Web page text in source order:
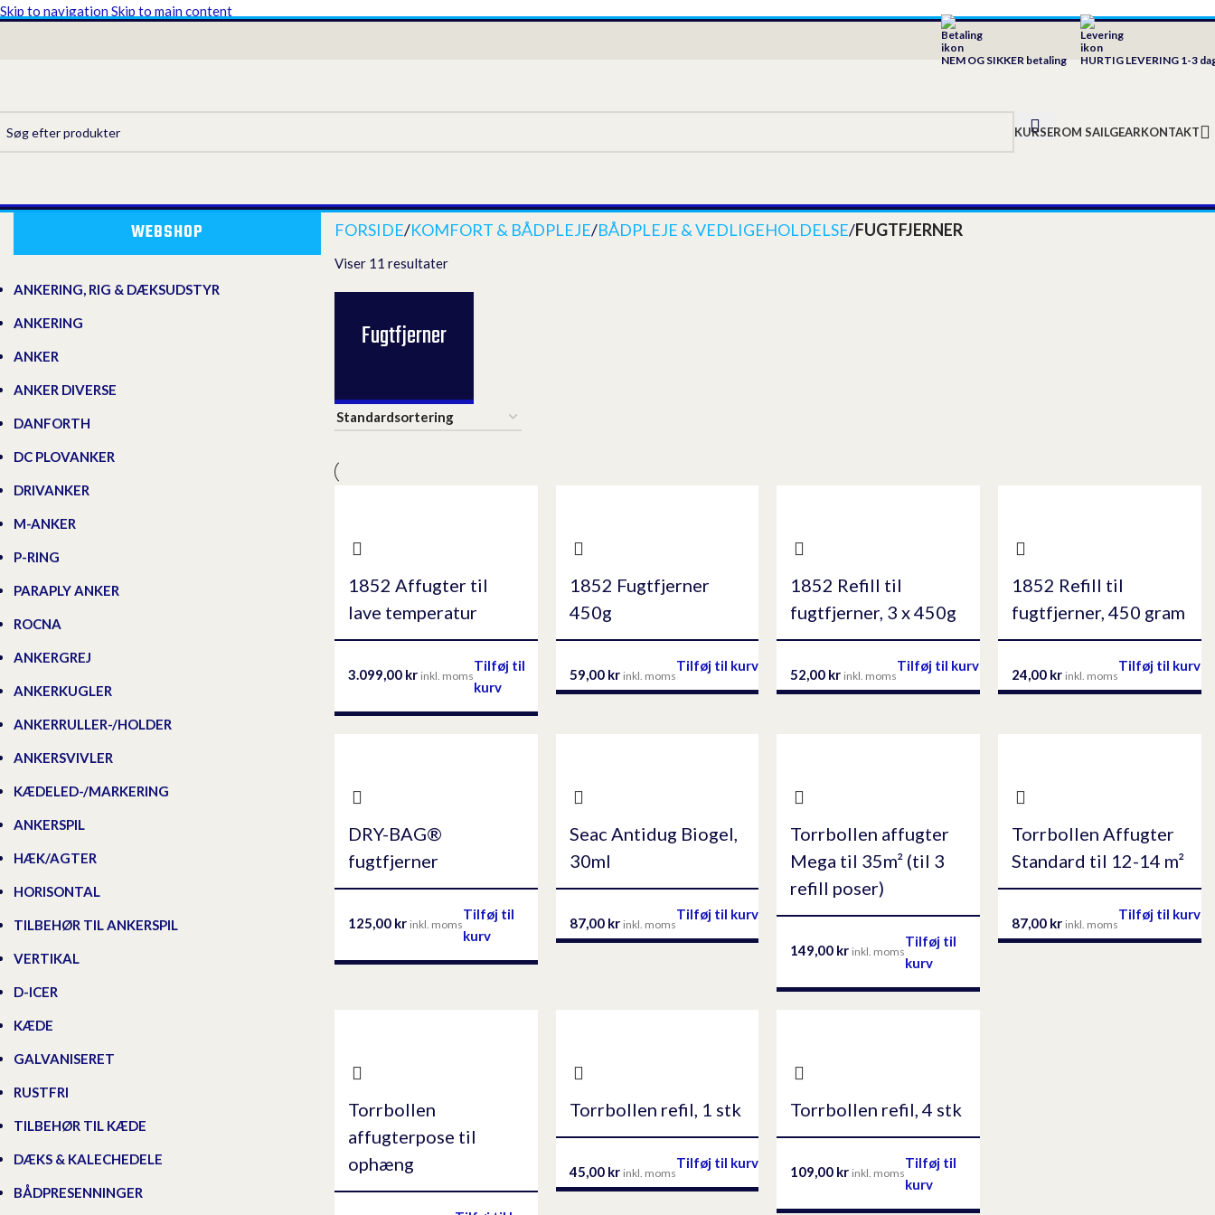
Skip to navigation Skip to main content
NEM OG SIKKER betaling HURTIG LEVERING 1-3
KURSEROM SAILGEARKONTAKT
WEBSHOP
ANKERING, RIG & DÆKSUDSTYR
ANKERING
ANKER
ANKER DIVERSE
DANFORTH
DC PLOVANKER
DRIVANKER
M-ANKER
P-RING
PARAPLY ANKER
ROCNA
ANKERGREJ
ANKERKUGLER
ANKERRULLER-/HOLDER
ANKERSVIVLER
KÆDELED-/MARKERING
ANKERSPIL
HÆK/AGTER
HORISONTAL
TILBEHØR TIL ANKERSPIL
VERTIKAL
D-ICER
KÆDE
GALVANISERET
RUSTFRI
TILBEHØR TIL KÆDE
DÆKS & KALECHEDELE
BÅDPRESENNINGER
FORSIDE/KOMFORT & BÅDPLEJE/BÅDPLEJE & VEDLIGEHOLDELSE/FUGTFJERNER
Viser 11 resultater
Fugtfjerner
1852 Affugter til
lave temperatur
3.099,00 kr inkl. moms
Tilføj til
kurv
1852 Fugtfjerner
450g
59,00 kr inkl. moms
Tilføj til kurv
1852 Refill til
fugtfjerner, 3 x 450g
52,00 kr inkl. moms
Tilføj til kurv
1852 Refill til
fugtfjerner, 450 gram
24,00 kr inkl. moms
Tilføj til kurv
DRY-BAG®
fugtfjerner
125,00 kr inkl. moms
Tilføj til
kurv
Seac Antidug Biogel,
30ml
87,00 kr inkl. moms
Tilføj til kurv
Torrbollen affugter
Mega til 35m² (til 3
refill poser)
149,00 kr inkl. moms
Tilføj til
kurv
Torrbollen Affugter
Standard til 12-14 m²
87,00 kr inkl. moms
Tilføj til kurv
Torrbollen
affugterpose til
ophæng
Torrbollen refil, 1 stk
45,00 kr inkl. moms
Tilføj til kurv
Torrbollen refil, 4 stk
109,00 kr inkl. moms
Tilføj til
kurv